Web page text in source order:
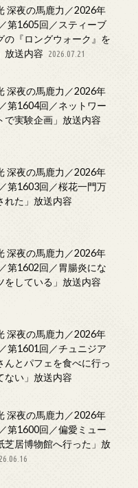
深夜の馬鹿力／2026年
第1605回／スティーブ
の『ロングウォーク』を
放送内容
2026.07.21
深夜の馬鹿力／2026年
第1604回／ネットワー
で実験企画」放送内容
深夜の馬鹿力／2026年
第1603回／桜花一門万
れた」放送内容
深夜の馬鹿力／2026年
第1602回／胃腸炎にな
をしている」放送内容
深夜の馬鹿力／2026年
第1601回／チュニジア
んとパフェを食べに行っ
ない」放送内容
深夜の馬鹿力／2026年
第1600回／偏愛ミュー
芝居博物館へ行った」放